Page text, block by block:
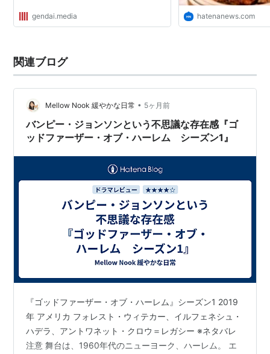
gendai.media hatenanews.com
関連ブログ
Mellow Nook 緩やかな日常 • 5ヶ月前
バンピー・ジョンソンという不思議な存在感『ゴ
ッドファーザー・オブ・ハーレム シーズン1』
『ゴッドファーザー・オブ・ハーレム』シーズン1 2019
年 アメリカ フォレスト・ウィテカー、イルフェネシュ・
ハデラ、アントワネット・クロウ＝レガシー ※ネタバレ
注意 舞台は、1960年代のニューヨーク、ハーレム。 エ